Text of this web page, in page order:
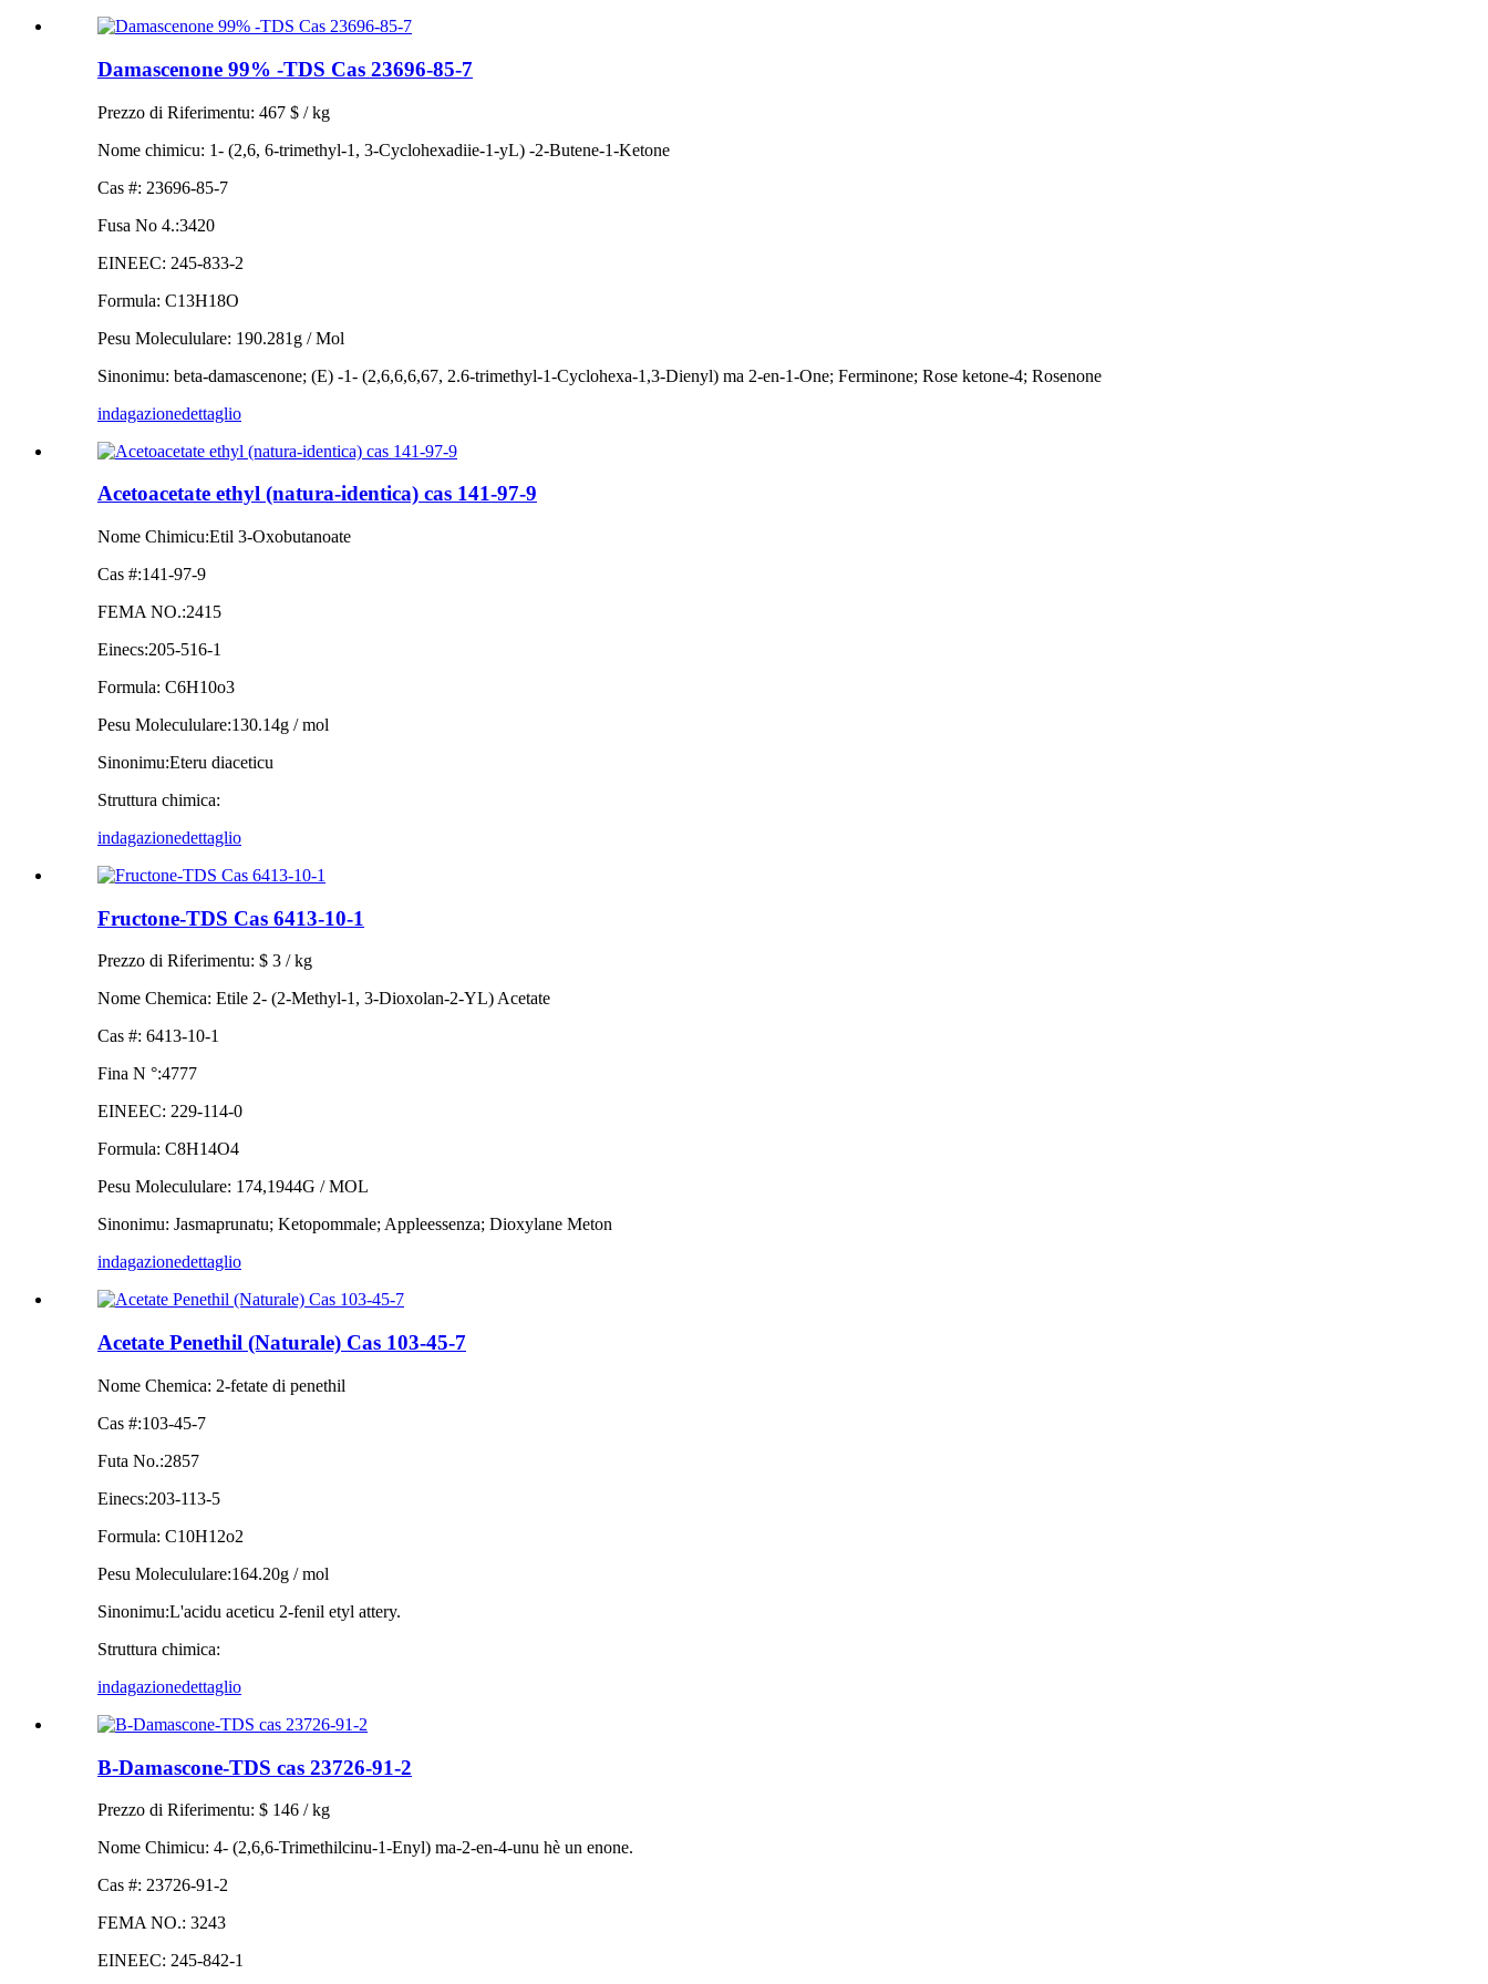
Damascenone 99% -TDS ​​Cas 23696-85-7
Prezzo di Riferimentu: 467 $ / kg
Nome chimicu: 1- (2,6, 6-trimethyl-1, 3-Cyclohexadiie-1-yL) -2-Butene-1-Ketone
Cas #: 23696-85-7
Fusa No 4.:3420
EINEEC: 245-833-2
Formula: C13H18O
Pesu Molecululare: 190.281g / Mol
Sinonimu: beta-damascenone; (E) -1- (2,6,6,6,67, 2.6-trimethyl-1-Cyclohexa-1,3-Dienyl) ma 2-en-1-One; Ferminone; Rose ketone-4; Rosenone
indagazionedettaglio
Acetoacetate ethyl (natura-identica) cas 141-97-9
Nome Chimicu:Etil 3-Oxobutanoate
Cas #:141-97-9
FEMA NO.:2415
Einecs:205-516-1
Formula: C6H10o3
Pesu Molecululare:130.14g / mol
Sinonimu:Eteru diaceticu
Struttura chimica:
indagazionedettaglio
Fructone-TDS Cas 6413-10-1
Prezzo di Riferimentu: $ 3 / kg
Nome Chemica: Etile 2- (2-Methyl-1, 3-Dioxolan-2-YL) Acetate
Cas #: 6413-10-1
Fina N °:4777
EINEEC: 229-114-0
Formula: C8H14O4
Pesu Molecululare: 174,1944G / MOL
Sinonimu: Jasmaprunatu; Ketopommale; Appleessenza; Dioxylane Meton
indagazionedettaglio
Acetate Penethil (Naturale) Cas 103-45-7
Nome Chemica: 2-fetate di penethil
Cas #:103-45-7
Futa No.:2857
Einecs:203-113-5
Formula: C10H12o2
Pesu Molecululare:164.20g / mol
Sinonimu:L'acidu aceticu 2-fenil etyl attery.
Struttura chimica:
indagazionedettaglio
Β-Damascone-TDS cas 23726-91-2
Prezzo di Riferimentu: $ 146 / kg
Nome Chimicu: 4- (2,6,6-Trimethilcinu-1-Enyl) ma-2-en-4-unu hè un enone.
Cas #: 23726-91-2
FEMA NO.: 3243
EINEEC: 245-842-1